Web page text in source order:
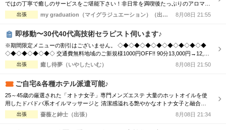
ではの丁寧で癒しのサービスをご堪能下さい！非日常を満喫後たっぷりのアロマオ
イルトリートメントで心体を癒してください！ ■□■□■□■□■□■□■□■□■□■□■□
【Aroma&Spaコース】 ・90分￥10000 ・120分￥15000 □■□■□■□■□■□■□■□■□■
出張 my graduation（マイグラジュエーション）（出張） 8月08日 21:55
即移動〜30代40代高技術セラピスト伺います♪
※期間限定メニューの割引はございません。 ◇◆◇◆◇◆◇◆◇◆◇◆◇◆◇◆
◇◆◇◆◇◆◇◆◇ 交通費無料地域のご新規様1000円OFF!! 90分13,000円→12,00
0円 120分16,000円→15,000円 150分20,000円→19,000円 ※指名料別途 ◇◆◇◆◇
◆◇◆◇◆◇◆◇◆◇◆◇◆◇◆◇◆◇◆◇ 市内の交通費を頂く地域のご新規様1
出張 癒し待夢（いやしたいむ） 8月08日 21:50
ご自宅&各種ホテル派遣可能♪
25～45歳の厳選された「オトナ女子」専門メンズエステ 大量のホットオイルを使
用したドバドバ系オイルマッサージと 清潔感溢れる艶やかなオトナ女子と融合
で、優雅なひと時をお楽しみください。 【新規割引】ご新規様にお得♪ ご新規様限
定で総額から『3,000円』割引！ 90分 16,500円 → 13,500円（税込） 120分
出張 薔薇と紳士（出張） 8月08日 21:34